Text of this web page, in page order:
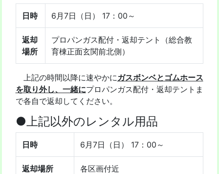
日時 6月7日（日） 17：00～
返却
場所
プロパンガス配付・返却テント（総合教
育棟正面玄関前北側）
上記の時間以降に速やかに ガスボンベとゴムホース
を取り外し、一緒にプロパンガス配付・返却テントま
で各自で返却してください。
●上記以外のレンタル用品
日時 6月7日（日） 17：00～
返却場所 各区画付近